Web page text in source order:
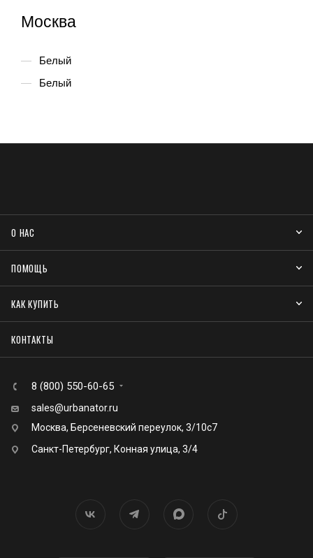
Москва
Белый
Белый
О НАС
ПОМОЩЬ
КАК КУПИТЬ
КОНТАКТЫ
8 (800) 550-60-65
sales@urbanator.ru
Москва, Берсеневский переулок, 3/10с7
Санкт-Петербург, Конная улица, 3/4